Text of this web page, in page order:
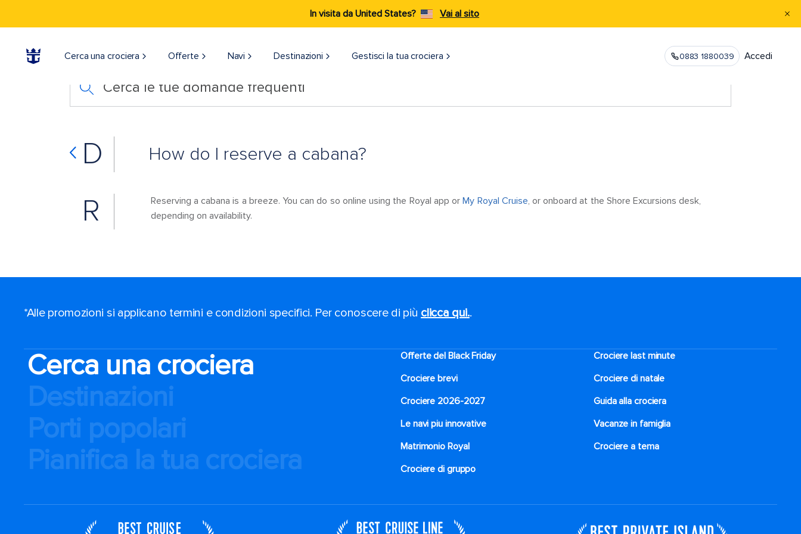
In visita da United States? Vai al sito
Cerca una crociera Offerte Navi Destinazioni​ Gestisci la tua crociera 0883 1880039 Accedi
Cerca le tue domande frequenti
D How do I reserve a cabana?
R Reserving a cabana is a breeze. You can do so online using the Royal app orMy Royal Cruise, or onboard at the Shore Excursions desk,
depending on availability.
*Alle promozioni si applicano termini e condizioni specifici. Per conoscere di più clicca qui..
Cerca una crociera
Destinazioni
Porti popolari
Pianifica la tua crociera
Offerte del Black Friday
Crociere last minute
Crociere brevi​
Crociere di natale​
Crociere 2026-2027
Guida alla crociera
Le navi piu innovative
Vacanze in famiglia
Matrimonio Royal
Crociere a tema
Crociere di gruppo